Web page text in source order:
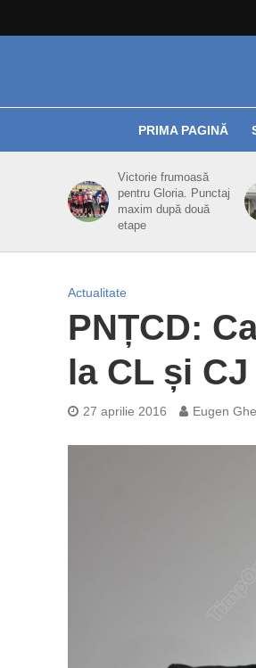
PRIMA PAGINĂ
Victorie frumoasă
pentru Gloria. Punctaj
maxim după două
etape
Actualitate
PNȚCD:
la CL și CJ
27 aprilie 2016 Eugen